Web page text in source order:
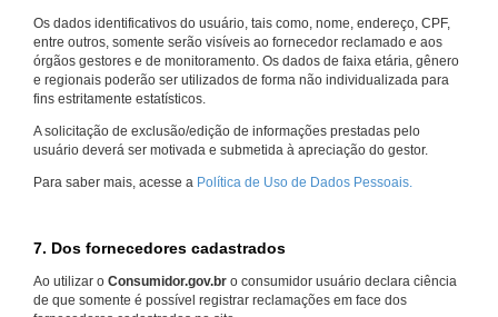
Os dados identificativos do usuário, tais como, nome, endereço, CPF,
entre outros, somente serão visíveis ao fornecedor reclamado e aos
órgãos gestores e de monitoramento. Os dados de faixa etária, gênero
e regionais poderão ser utilizados de forma não individualizada para
fins estritamente estatísticos.
A solicitação de exclusão/edição de informações prestadas pelo
usuário deverá ser motivada e submetida à apreciação do gestor.
Para saber mais, acesse a Política de Uso de Dados Pessoais.
7. Dos fornecedores cadastrados
Ao utilizar o Consumidor.gov.br o consumidor usuário declara ciência
de que somente é possível registrar reclamações em face dos